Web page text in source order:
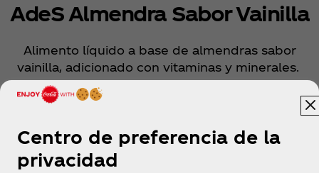
AdeS Almendra Sabor Vainilla
Alimento líquido a base de almendras sabor
vainilla, adicionado con vitaminas y minerales.
Centro de preferencia de la
privacidad